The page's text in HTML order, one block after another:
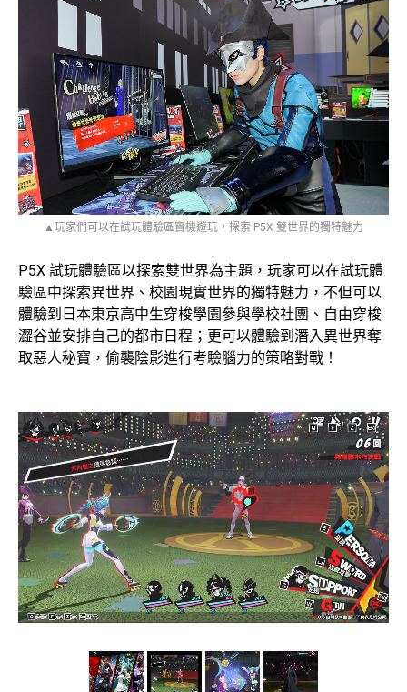
▲玩家們可以在試玩體驗區實機遊玩，探索 P5X 雙世界的獨特魅力
P5X 試玩體驗區以探索雙世界為主題，玩家可以在試玩體
驗區中探索異世界、校園現實世界的獨特魅力，不但可以
體驗到日本東京高中生穿梭學園參與學校社團、自由穿梭
澀谷並安排自己的都市日程；更可以體驗到潛入異世界奪
取惡人秘寶，偷襲陰影進行考驗腦力的策略對戰！